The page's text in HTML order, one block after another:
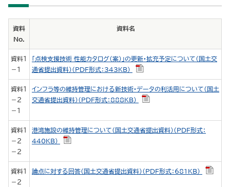
資料
No.
資料名
資料１
－１
「点検支援技術 性能カタログ（案）」の更新・拡充予定について（国土交
通省提出資料）（PDF形式：343KB）
資料１
－２
－１
インフラ等の維持管理における新技術・データの利活用について（国土
交通省提出資料）（PDF形式：888KB）
資料１
－２
－２
港湾施設の維持管理について（国土交通省提出資料）（PDF形式：
440KB）
資料１
－２
論点に対する回答（国土交通省提出資料）（PDF形式：681KB）